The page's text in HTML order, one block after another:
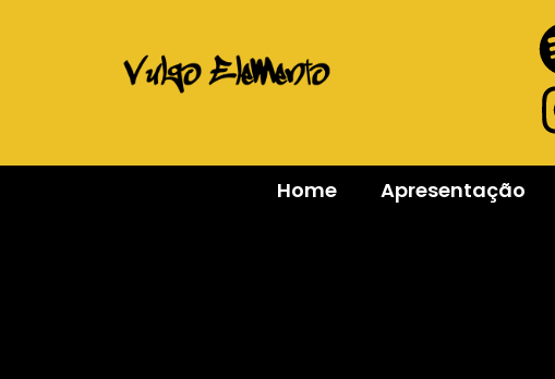
Home Apresentação